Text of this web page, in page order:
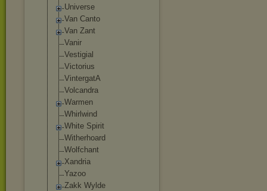
Universe
Van Canto
Van Zant
Vanir
Vestigial
Victorius
VintergatA
Volcandra
Warmen
Whirlwind
White Spirit
Witherhoard
Wolfchant
Xandria
Yazoo
Zakk Wylde